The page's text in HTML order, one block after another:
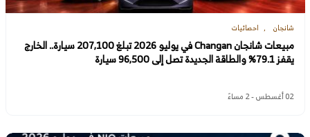
شانجان احصائيات
مبيعات شانجان Changan في يوليو 2026 تبلغ 207,100 سيارة.. الخارج
يقفز 79.1% والطاقة الجديدة تصل إلى 96,500 سيارة
02 أغسطس - 2 مساءً